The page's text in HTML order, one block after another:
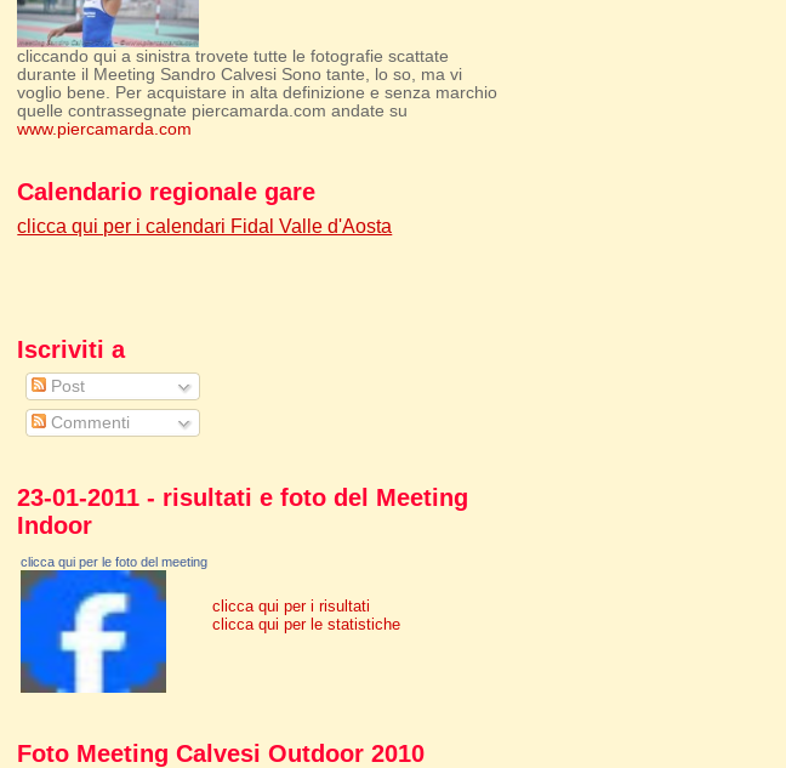
cliccando qui a sinistra trovete tutte le fotografie scattate
durante il Meeting Sandro Calvesi Sono tante, lo so, ma vi
voglio bene. Per acquistare in alta definizione e senza marchio
quelle contrassegnate piercamarda.com andate su
www.piercamarda.com
Calendario regionale gare
clicca qui per i calendari Fidal Valle d'Aosta
Iscriviti a
Post
Commenti
23-01-2011 - risultati e foto del Meeting
Indoor
clicca qui per le foto del meeting
clicca qui per i risultati
clicca qui per le statistiche
Foto Meeting Calvesi Outdoor 2010